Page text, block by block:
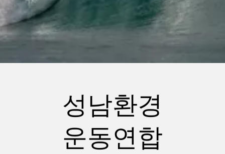
성남환경
운동연합